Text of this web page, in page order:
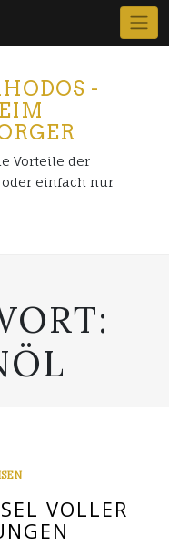
-
Vorteile der
oder einfach nur
VOLLER